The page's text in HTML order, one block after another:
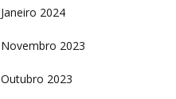
Janeiro 2024
Novembro 2023
Outubro 2023